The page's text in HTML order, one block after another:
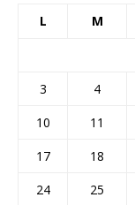
L M
3
4
10
11
17
18
24
25